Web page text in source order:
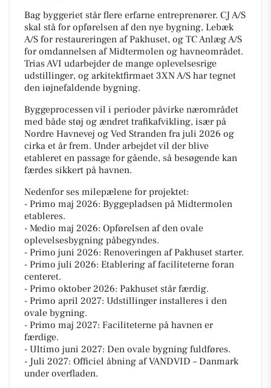
Bag byggeriet står flere erfarne entreprenører. CJ A/S
skal stå for opførelsen af den nye bygning, Lebæk
A/S for restaureringen af Pakhuset, og TC Anlæg A/S
for omdannelsen af Midtermolen og havneområdet.
Trias AVI udarbejder de mange oplevelsesrige
udstillinger, og arkitektfirmaet 3XN A/S har tegnet
den iøjnefaldende bygning.
Byggeprocessen vil i perioder påvirke nærområdet
med både støj og ændret trafikafvikling, især på
Nordre Havnevej og Ved Stranden fra juli 2026 og
cirka et år frem. Under arbejdet vil der blive
etableret en passage for gående, så besøgende kan
færdes sikkert på havnen.
Nedenfor ses milepælene for projektet:
- Primo maj 2026: Byggepladsen på Midtermolen
etableres.
- Medio maj 2026: Opførelsen af den ovale
oplevelsesbygning påbegyndes.
- Primo juni 2026: Renoveringen af Pakhuset starter.
- Primo juli 2026: Etablering af faciliteterne foran
centeret.
- Primo oktober 2026: Pakhuset står færdig.
- Primo april 2027: Udstillinger installeres i den
ovale bygning.
- Primo maj 2027: Faciliteterne på havnen er
færdige.
- Ultimo juni 2027: Den ovale bygning fuldføres.
- Juli 2027: Officiel åbning af VANDVID – Danmark
under overfladen.